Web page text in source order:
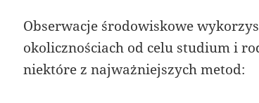
Obserwacje środowiskowe
okolicznościach od celu studium i
niektóre z najważniejszych metod: